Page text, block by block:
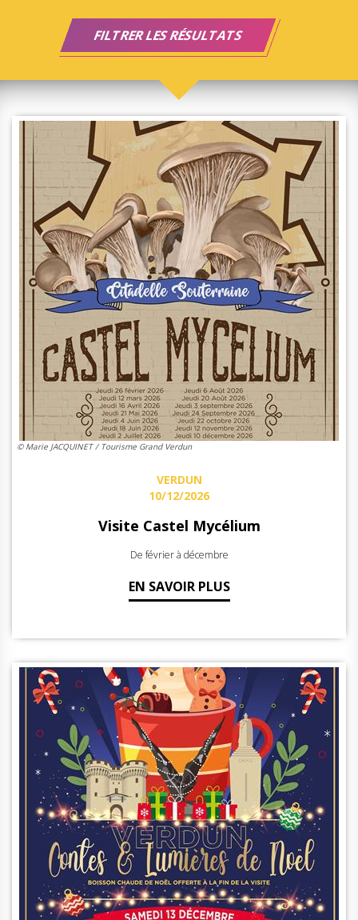
© Marie JACQUINET / Tourisme Grand Verdun
VERDUN
10/12/2026
Visite Castel Mycélium
De février à décembre
EN SAVOIR PLUS